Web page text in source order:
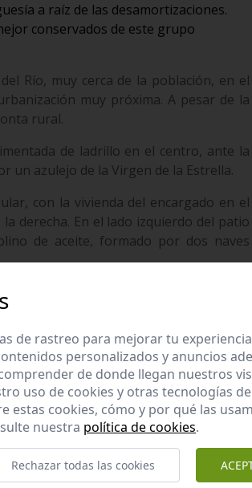
a raíz de las desamortizaciones.
conservados de este grupo
Río, muy cerca de la población, en el
muy próxima. A pesar de la
rural.
de ladrillo en el centro, ante la
un azulejo de la Virgen de la Estrella.
con la vivienda del encargado en el
derecha. En el lado izquierdo del patio
de aceite, formado por dos naves
una tercera añadida, rematado por
antigua huerta donde destaca la
están las cochineras, la gañanía
de este grupo tipológico, a
estado.
Cultura y Deporte.
de rastreo para mejorar tu
personalizados y anuncios
de donde llegan nuestros
uso de cookies y otras tecnologías
estas cookies, cómo y por qué las
nuestra política de cookies.
Rechazar todas las cookies